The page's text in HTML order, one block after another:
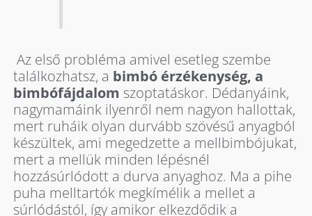
Az első probléma amivel esetleg szembe
találkozhatsz, a bimbó érzékenység, a
bimbófájdalom szoptatáskor. Dédanyáink,
nagymamáink ilyenről nem nagyon hallottak,
mert ruháik olyan durvább szövésű anyagból
készültek, ami megedzette a mellbimbójukat,
mert a mellük minden lépésnél
hozzásúrlódott a durva anyaghoz. Ma a pihe
puha melltartók megkímélik a mellet a
súrlódástól, így amikor elkezdődik a